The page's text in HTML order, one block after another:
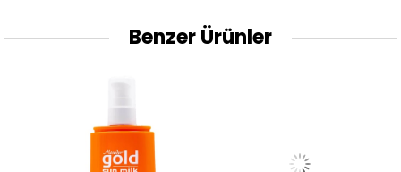
Benzer Ürünler